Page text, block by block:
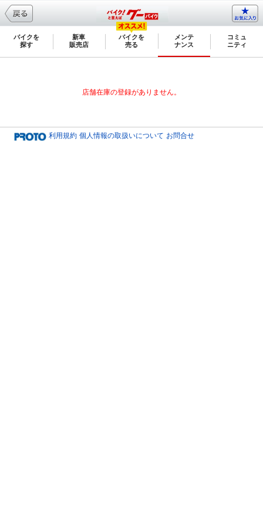
バイクを
探す
新車
販売店
バイクを
売る
メンテ
ナンス
コミュ
ニティ
店舗在庫の登録がありません。
利用規約 個人情報の取扱いについて お問合せ